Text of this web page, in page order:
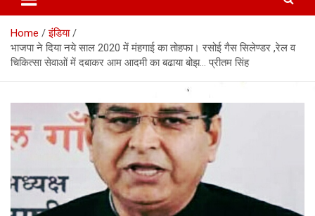
News, Uttarakhand News in
Hindi
Home
इंडिया
भाजपा ने दिया नये साल 2020 में मंहगाई का तोहफा। रसोई गैस सिलेण्डर ,रेल व
चिकित्सा सेवाओं में दबाकर आम आदमी का बढाया बोझ… प्रीतम सिंह